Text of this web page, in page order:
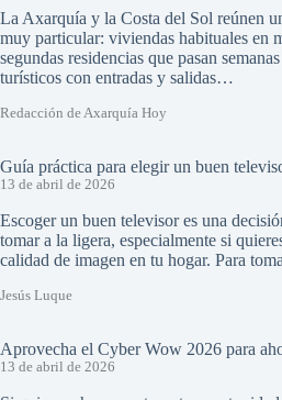
La Axarquía y la Costa del Sol reúnen
muy particular: viviendas habituales en
segundas residencias que pasan
turísticos con entradas y salidas…
Redacción de Axarquía Hoy
Guía práctica para elegir un buen
13 de abril de 2026
Escoger un buen televisor es una
tomar a la ligera, especialmente si
calidad de imagen en tu hogar. Para
Jesús Luque
Aprovecha el Cyber Wow 2026 para
13 de abril de 2026